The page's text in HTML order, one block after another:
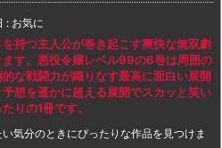
: お気に
持つ主人公が巻き起こす爽快な無双劇
ます。悪役令嬢レベル99の6巻は周囲の
な戦闘力が織りなす最高に面白い展開
想を遥かに超える展開でスカッと笑い
りの1冊です。
気分のときにぴったりな作品を見つけま